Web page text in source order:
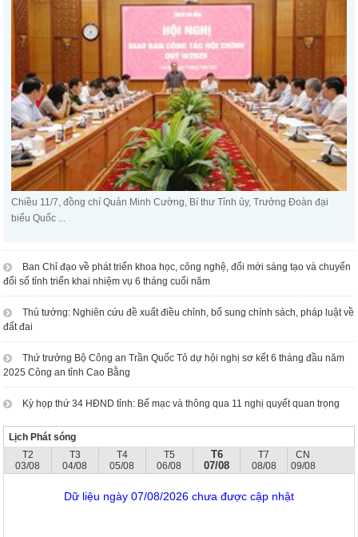
Chiều 11/7, đồng chí Quản Minh Cường, Bí thư Tỉnh ủy, Trưởng Đoàn đại
biểu Quốc ...
Ban Chỉ đạo về phát triển khoa học, công nghệ, đổi mới sáng tạo và chuyển
đổi số tỉnh triển khai nhiệm vụ 6 tháng cuối năm
Thủ tướng: Nghiên cứu đề xuất điều chỉnh, bổ sung chính sách, pháp luật về
đất đai
Thứ trưởng Bộ Công an Trần Quốc Tỏ dự hội nghị sơ kết 6 tháng đầu năm
2025 Công an tỉnh Cao Bằng
Kỳ họp thứ 34 HĐND tỉnh: Bế mạc và thông qua 11 nghị quyết quan trọng
Lịch Phát sóng
T2
03/08
T3
04/08
T4
05/08
T5
06/08
T6
07/08
T7
08/08
CN
09/08
Dữ liệu ngày 07/08/2026 chưa được cập nhật